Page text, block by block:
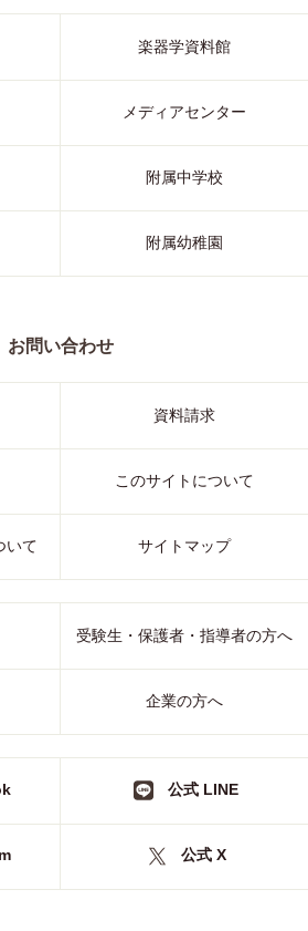
楽器学資料館
メディアセンター
附属中学校
附属幼稚園
お問い合わせ
資料請求
このサイトについて
いて サイトマップ
受験生・保護者・指導者の方へ
企業の方へ
公式 LINE
公式 X